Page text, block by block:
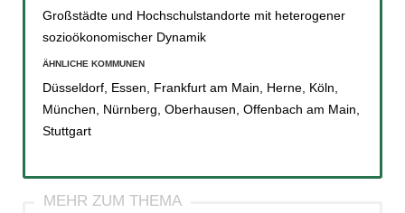
Großstädte und Hochschulstandorte mit heterogener
sozioökonomischer Dynamik
ÄHNLICHE KOMMUNEN
Düsseldorf, Essen, Frankfurt am Main, Herne, Köln,
München, Nürnberg, Oberhausen, Offenbach am Main,
Stuttgart